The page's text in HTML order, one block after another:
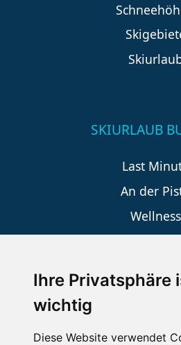
Ihre Privatsphäre
wichtig
Diese Website verwendet
SKIURLAUB
Last
An der
Wellness
Die Schneehoehen Ski APP
Muss für alle Wintersportler